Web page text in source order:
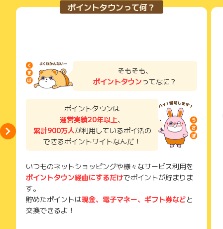
ポイントタウンって何？
そもそも、
ポイントタウンってなに？
ポイントタウンは
運営実績20年以上、
累計900万人が利用しているポイ活の
できるポイントサイトなんだ！
いつものネットショッピングや様々なサービス利用を
ポイントタウン経由にするだけでポイントが貯まりま
す。
貯めたポイントは現金、電子マネー、ギフト券などと
交換できるよ！